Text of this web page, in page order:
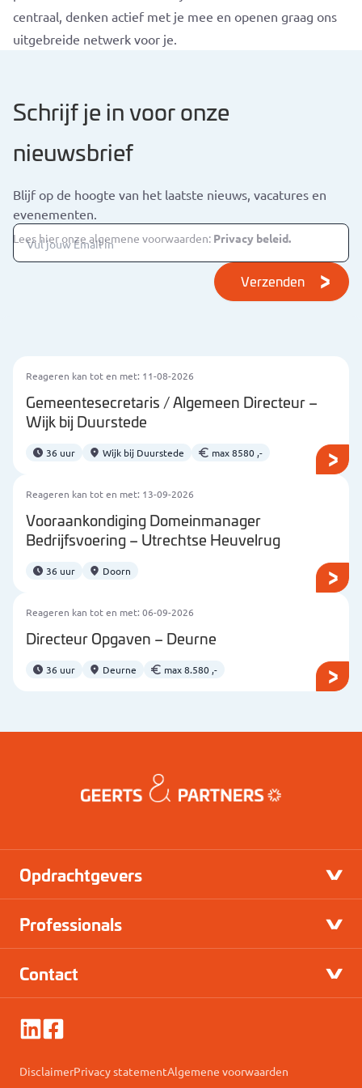
centraal, denken actief met je mee en openen graag ons
uitgebreide netwerk voor je.
Schrijf je in voor onze
nieuwsbrief
Blijf op de hoogte van het laatste nieuws, vacatures en
evenementen.
Verzenden
Lees hier onze algemene voorwaarden: Privacy beleid.
Reageren kan tot en met: 11-08-2026
Gemeentesecretaris / Algemeen Directeur –
Wijk bij Duurstede
36 uur Wijk bij Duurstede max 8580 ,-
Reageren kan tot en met: 13-09-2026
Vooraankondiging Domeinmanager
Bedrijfsvoering – Utrechtse Heuvelrug
36 uur Doorn
Reageren kan tot en met: 06-09-2026
Directeur Opgaven – Deurne
36 uur Deurne max 8.580 ,-
Opdrachtgevers
Professionals
Contact
DisclaimerPrivacy statementAlgemene voorwaarden